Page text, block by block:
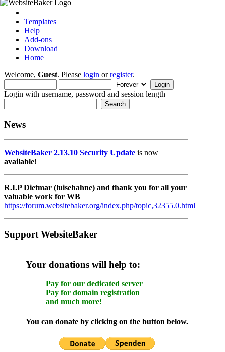
Templates
Help
Add-ons
Download
Home
Welcome, Guest. Please login orregister.
Login with username, password and session length
News
WebsiteBaker 2.13.10 Security Update is now
available!
R.I.P Dietmar (luisehahne) and thank you for all your
valuable work for WB
https://forum.websitebaker.org/index.php/topic,32355.0.html
Support WebsiteBaker
Your donations will help to:
Pay for our dedicated server
Pay for domain registration
and much more!
You can donate by clicking on the button below.